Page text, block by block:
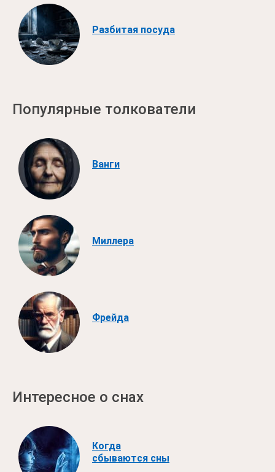
Разбитая посуда
Популярные толкователи
Ванги
Миллера
Фрейда
Интересное о снах
Когда
сбываются сны